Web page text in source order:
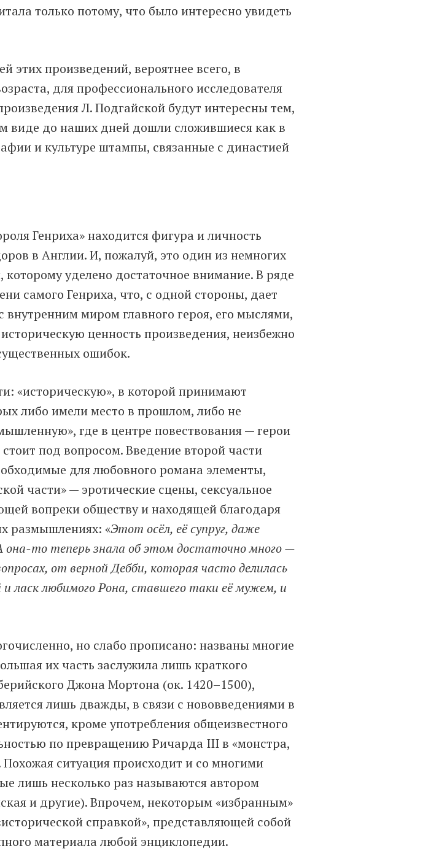
только потому, что было интересно увидеть
этих произведений, вероятнее всего, в
для профессионального исследователя
Л. Подгайской будут интересны тем,
виде до наших дней дошли сложившиеся как в
и культуре штампы, связанные с династией
Генриха» находится фигура и личность
в Англии. И, пожалуй, это один из немногих
уделено достаточное внимание. В ряде
самого Генриха, что, с одной стороны, дает
внутренним миром главного героя, его мыслями,
ценность произведения, неизбежно
ошибок.
«историческую», в которой принимают
либо имели место в прошлом, либо не
где в центре повествования — герои
под вопросом. Введение второй части
для любовного романа элементы,
части» — эротические сцены, сексуальное
вопреки обществу и находящей благодаря
размышлениях: «Этот осёл, её супруг, даже
то теперь знала об этом достаточно много —
от верной Дебби, которая часто делилась
ласк любимого Рона, ставшего таки её мужем, и
но слабо прописано: названы многие
их часть заслужила лишь краткого
Джона Мортона (ок. 1420–1500),
лишь дважды, в связи с нововведениями в
кроме употребления общеизвестного
по превращению Ричарда III в «монстра,
Похожая ситуация происходит и со многими
лишь несколько раз называются автором
и другие). Впрочем, некоторым «избранным»
справкой», представляющей собой
материала любой энциклопедии.